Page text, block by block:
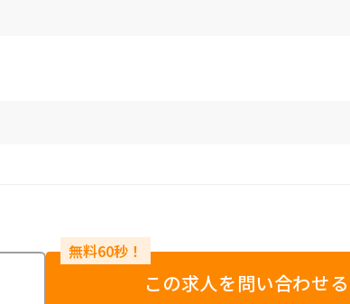
この求人を問い合わせる